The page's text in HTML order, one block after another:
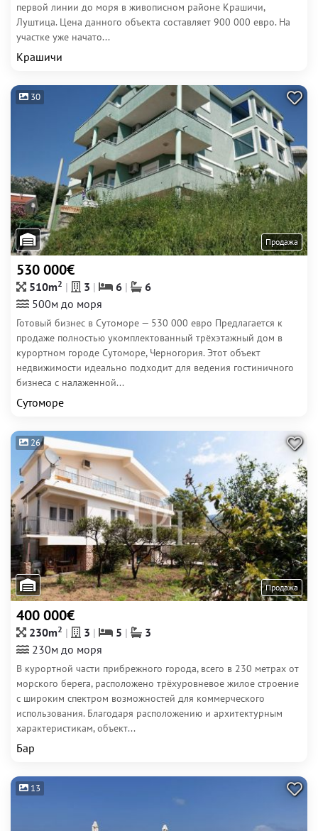
первой линии до моря в живописном районе Крашичи,
Луштица. Цена данного объекта составляет 900 000 евро. На
участке уже начато...
Крашичи
30
Продажа
530 000€
510m2 3 6
6
500м до моря
Готовый бизнес в Сутоморе — 530 000 евро Предлагается к
продаже полностью укомплектованный трёхэтажный дом в
курортном городе Сутоморе, Черногория. Этот объект
недвижимости идеально подходит для ведения гостиничного
бизнеса с налаженной...
Сутоморе
26
Продажа
400 000€
230m2 3 5
3
230м до моря
В курортной части прибрежного города, всего в 230 метрах от
морского берега, расположено трёхуровневое жилое строение
с широким спектром возможностей для коммерческого
использования. Благодаря расположению и архитектурным
характеристикам, объект...
Бар
13